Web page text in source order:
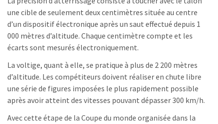
une cible de seulement deux centimètres située au centre
d’un dispositif électronique après un saut effectué depuis 1
000 mètres d’altitude. Chaque centimètre compte et les
écarts sont mesurés électroniquement.
La voltige, quant à elle, se pratique à plus de 2 200 mètres
d’altitude. Les compétiteurs doivent réaliser en chute libre
une série de figures imposées le plus rapidement possible
après avoir atteint des vitesses pouvant dépasser 300 km/h.
Avec cette étape de la Coupe du monde organisée dans la